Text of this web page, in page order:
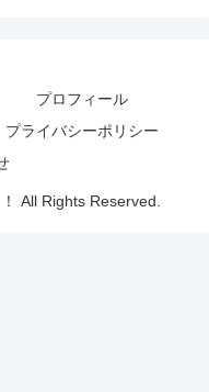
プロフィール
プライバシーポリシー
All Rights Reserved.